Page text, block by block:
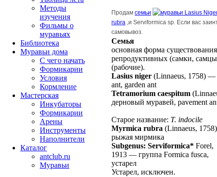
Продам семьи
Lasius Niger
rubra ,и Serviformica sp. Если вас
самовывоз.
Семья
основная форма
репродуктивных (самки,
(рабочие).
Lasius niger (Linnaeus, 1758) —
ant, garden ant
Tetramorium caespitum
дерновый муравей, pavement
Старое название: T. indocile
Myrmica rubra (Linnaeus, 1758)
рыжая мирмика
Subgenus: Serviformica* Forel,
1913 — группа Formica fusca,
устарел
Устарел, исключен.
Методы
изучения
Фильмы о
муравьях
Библиотека
Муравьи дома
С чего начать
Формикарии
Условия
Кормление
Мастерская
Инкубаторы
Формикарии
Арены
Инструменты
Наполнители
Каталог
antclub.ru
Муравьи